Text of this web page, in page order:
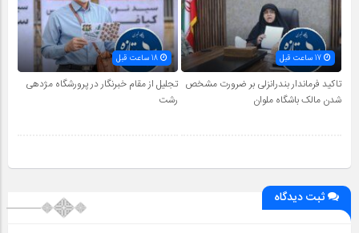
17 ساعت قبل
تاکید فرماندار بندرانزلی بر ضرورت مشخص
شدن مالک باشگاه ملوان
تجلیل از مقام خبرنگار در پرورشگاه مژدهی
رشت
ثبت دیدگاه